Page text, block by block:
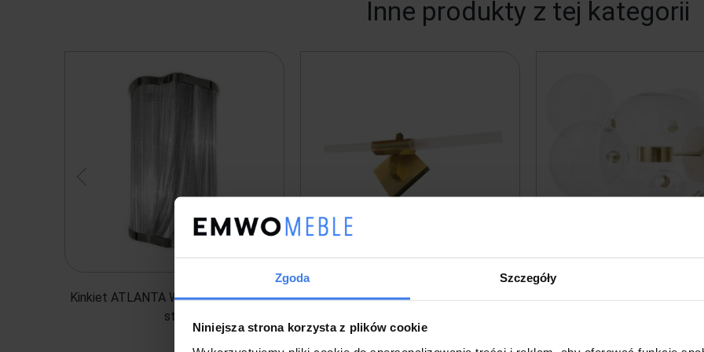
Zgoda Szczegóły
Niniejsza strona korzysta z plików cookie
Inne produkty z tej kategorii
Kinkiet ATLANTA WALL 2 - aluminium,
stal
Kinkiet CANDELABR WALL złoty -